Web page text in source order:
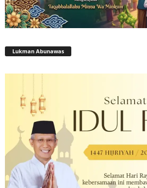
Lukman Abunawas